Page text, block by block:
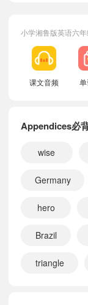
小学湘鲁版英语六
课文音频
Appendices必
wise
Germany
hero
Brazil
triangle
小宝255417